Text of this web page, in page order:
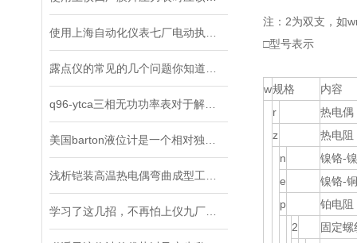
注：2为双支，如
□型号表示
w规格
内容
r
热电偶
z
热电阻
n
镍铬-
e
镍铬-
p
铂电阻
2
固定螺